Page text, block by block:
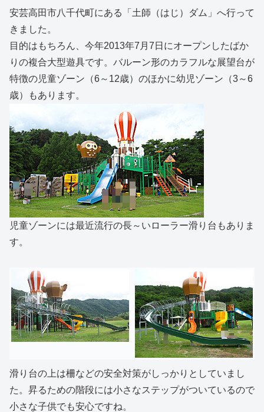
安芸高田市八千代町にある「土師（はじ）ダム」へ行って
きました。
目的はもちろん、今年2013年7月7日にオープンしたばか
りの複合大型遊具です。バルーン形のカラフルな展望台が
特徴の児童ゾーン（6～12歳）のほかに幼児ゾーン（3～6
歳）もあります。
児童ゾーンには最近流行の長～いローラー滑り台もありま
す。
滑り台の上は柵などの安全対策がしっかりとしていまし
た。昇るための階段には小さなステップがついているので
小さな子供でも安心ですね。